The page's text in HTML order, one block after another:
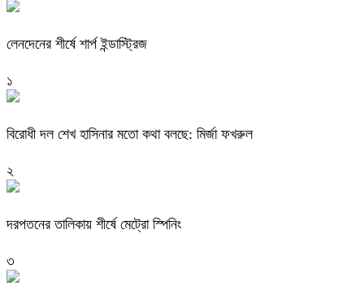
লেনদেনের শীর্ষে শার্প ইন্ডাস্ট্রিজ
১
বিরোধী দল শেখ হাসিনার মতো কথা বলছে: মির্জা ফখরুল
২
দরপতনের তালিকায় শীর্ষে মেট্রো স্পিনিং
৩